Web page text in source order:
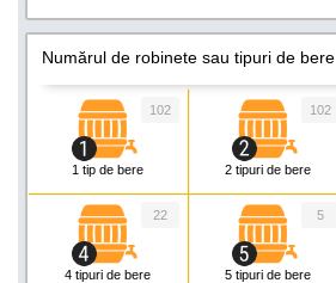
Numărul de robinete sau tipuri de bere
1 tip de bere
102
2 tipuri de bere
102
4 tipuri de bere
22
5 tipuri de bere
5